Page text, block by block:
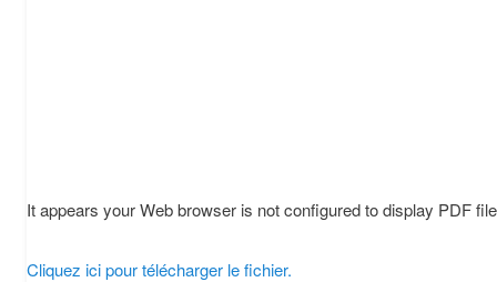
It appears your Web browser is not configured to display PDF
Cliquez ici pour télécharger le fichier.